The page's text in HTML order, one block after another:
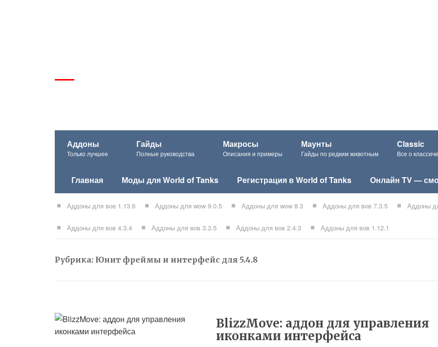
Аддоны
Только лучшее
Гайды
Полные руководства
Макросы
Описания и примеры
Маунты
Гайды по редким животным
Classic
Все о
Главная Моды для World of Tanks Регистрация в World of Tanks Онлайн TV —
Аддоны для вов 1.13.6 Аддоны для wow 9.0.5 Аддоны для wow 8.3 Аддоны для вов 7.3.5 Аддоны
Аддоны для вов 4.3.4 Аддоны для вов 3.3.5 Аддоны для вов 2.4.3 Аддоны для вов 1.12.1
Рубрика: Юнит фреймы и интерфейс для 5.4.8
BlizzMove: аддон для управления
иконками интерфейса